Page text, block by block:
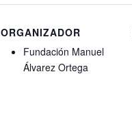
ORGANIZADOR
Fundación Manuel
Álvarez Ortega